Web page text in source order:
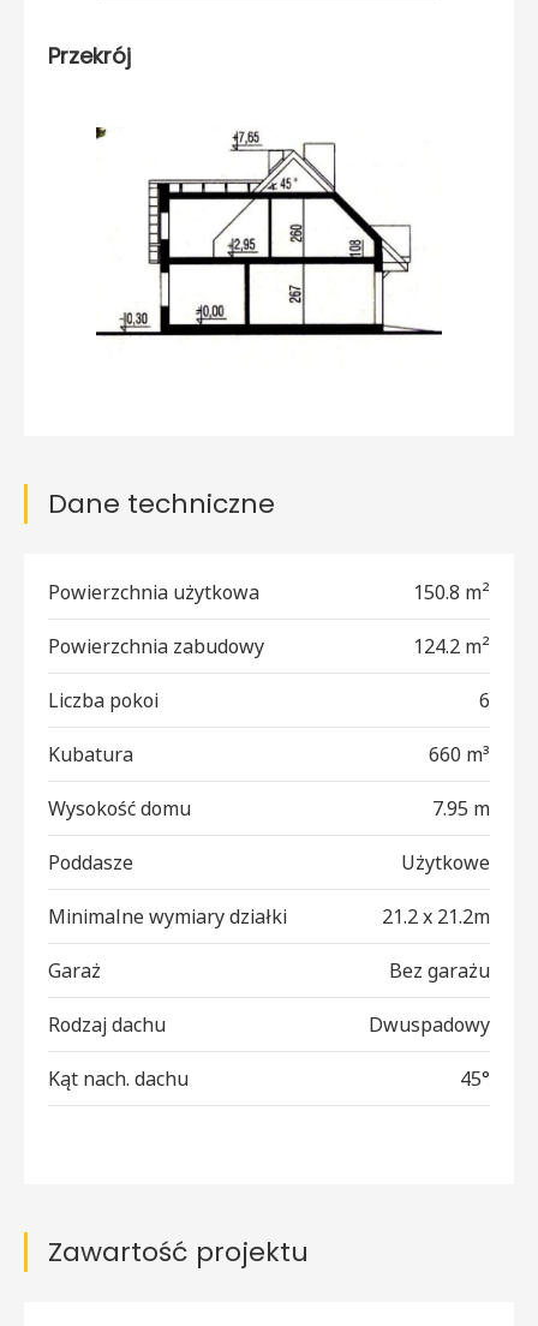
Przekrój
Dane techniczne
Powierzchnia użytkowa 150.8 m²
Powierzchnia zabudowy 124.2 m²
Liczba pokoi 6
Kubatura 660 m³
Wysokość domu 7.95 m
Poddasze Użytkowe
Minimalne wymiary działki 21.2 x 21.2m
Garaż Bez garażu
Rodzaj dachu Dwuspadowy
Kąt nach. dachu 45°
Zawartość projektu